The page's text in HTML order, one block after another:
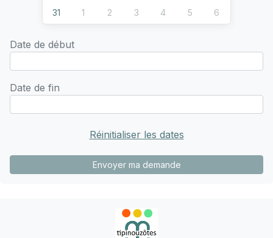
Date de début
31 1 2 3 4 5 6
Date de fin
Réinitialiser les dates
Envoyer ma demande